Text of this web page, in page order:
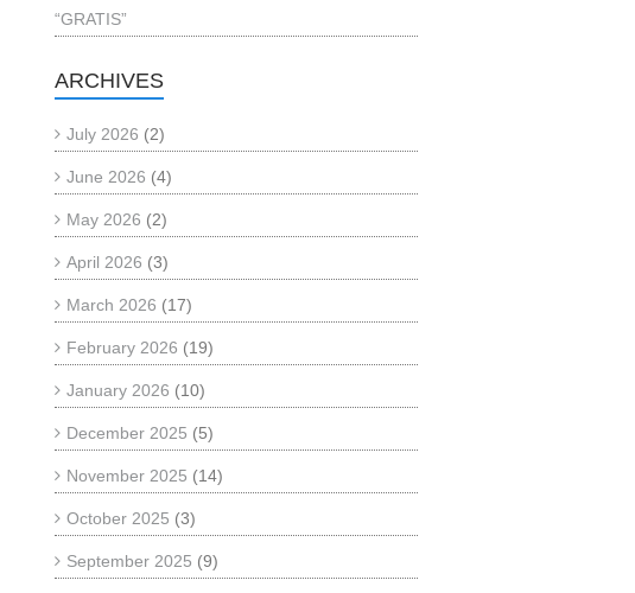
“GRATIS”
ARCHIVES
July 2026 (2)
June 2026 (4)
May 2026 (2)
April 2026 (3)
March 2026 (17)
February 2026 (19)
January 2026 (10)
December 2025 (5)
November 2025 (14)
October 2025 (3)
September 2025 (9)